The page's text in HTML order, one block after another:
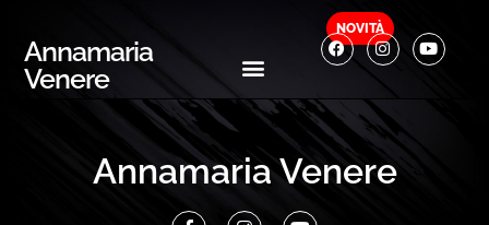
Annamaria
Venere
NOVITÀ
Annamaria Venere